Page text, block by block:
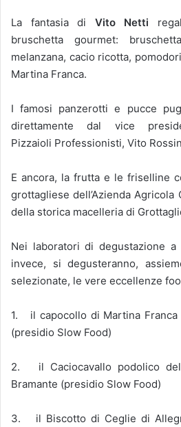
La fantasia di Vito Netti
bruschetta gourmet:
melanzana, cacio ricotta,
Martina Franca.
I famosi panzerotti e pucce
direttamente dal vice
Pizzaioli Professionisti, Vito
E ancora, la frutta e le friselline
grottagliese dell’Azienda
della storica macelleria di
Nei laboratori di degustazione
invece, si degusteranno,
selezionate, le vere eccellenze
1. il capocollo di Martina Franca
(presidio Slow Food)
2. il Caciocavallo podolico del
Bramante (presidio Slow Food)
3. il Biscotto di Ceglie di